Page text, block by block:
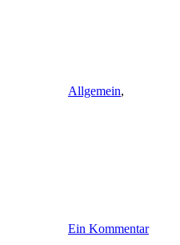
Allgemein,
Ein Kommentar